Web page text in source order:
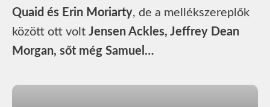
Quaid és Erin Moriarty, de a mellékszereplők
között ott volt Jensen Ackles, Jeffrey Dean
Morgan, sőt még Samuel…